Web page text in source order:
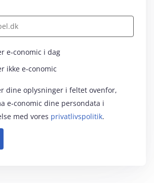
e‑conomic i dag
ikke e‑conomic
dine oplysninger i feltet ovenfor,
e‑conomic dine persondata i
med vores privatlivspolitik.